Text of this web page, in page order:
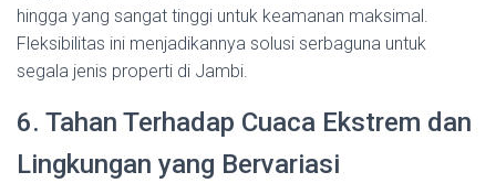
hingga yang sangat tinggi untuk keamanan maksimal.
Fleksibilitas ini menjadikannya solusi serbaguna untuk
segala jenis properti di Jambi.
6. Tahan Terhadap Cuaca Ekstrem dan
Lingkungan yang Bervariasi